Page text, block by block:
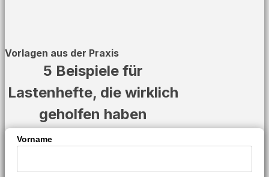
Vorlagen aus der Praxis
5 Beispiele für
Lastenhefte, die wirklich
geholfen haben
Vorname